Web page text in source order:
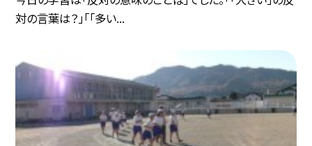
対の言葉は？」「「多い...